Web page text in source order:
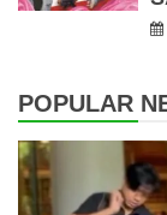
POPULAR